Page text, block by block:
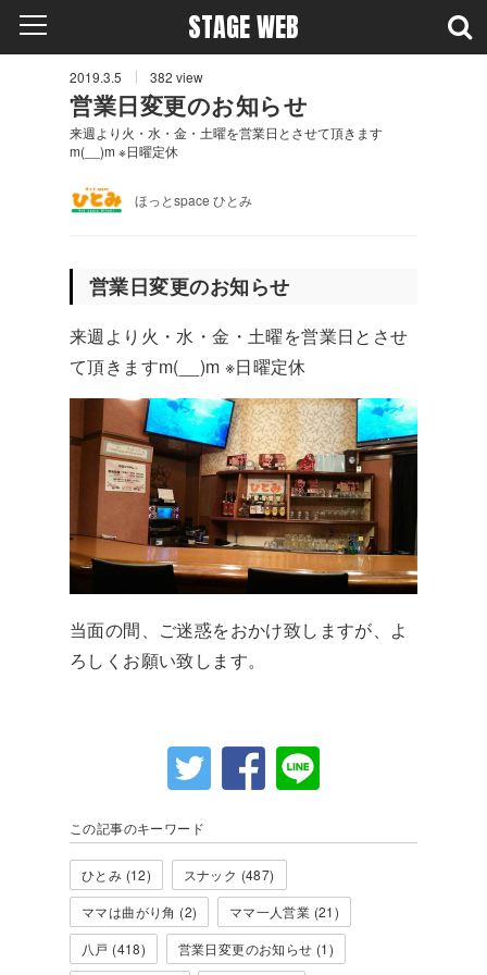
STAGE WEB
2019.3.5 382 view
営業日変更のお知らせ
来週より火・水・金・土曜を営業日とさせて頂きます
m(__)m ※日曜定休
ほっとspace ひとみ
営業日変更のお知らせ
来週より火・水・金・土曜を営業日とさせ
て頂きますm(__)m ※日曜定休
当面の間、ご迷惑をおかけ致しますが、よ
ろしくお願い致します。
この記事のキーワード
ひとみ (12)
スナック (487)
ママは曲がり角 (2)
ママ一人営業 (21)
八戸 (418)
営業日変更のお知らせ (1)